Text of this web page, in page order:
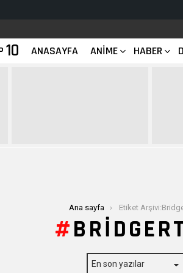
10 ANASAYFA ANIME HABER
Ana sayfa Etiket